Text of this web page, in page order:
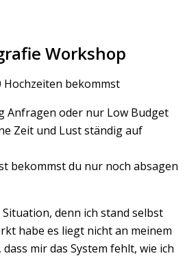
Workshop
Hochzeiten bekommst
Anfragen oder nur Low Budget
Zeit und Lust ständig auf
bekommst du nur noch absagen
denn ich stand selbst
habe es liegt nicht an meinem
mir das System fehlt, wie ich